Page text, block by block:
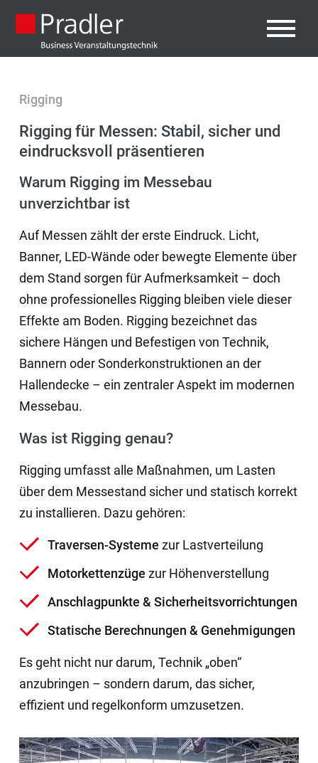
Rigging
Rigging für Messen: Stabil, sicher und
eindrucksvoll präsentieren
Warum Rigging im Messebau
unverzichtbar ist
Auf Messen zählt der erste Eindruck. Licht,
Banner, LED-Wände oder bewegte Elemente über
dem Stand sorgen für Aufmerksamkeit – doch
ohne professionelles Rigging bleiben viele dieser
Effekte am Boden. Rigging bezeichnet das
sichere Hängen und Befestigen von Technik,
Bannern oder Sonderkonstruktionen an der
Hallendecke – ein zentraler Aspekt im modernen
Messebau.
Was ist Rigging genau?
Rigging umfasst alle Maßnahmen, um Lasten
über dem Messestand sicher und statisch korrekt
zu installieren. Dazu gehören:
Traversen-Systeme zur Lastverteilung
Motorkettenzüge zur Höhenverstellung
Anschlagpunkte & Sicherheitsvorrichtungen
Statische Berechnungen & Genehmigungen
Es geht nicht nur darum, Technik „oben“
anzubringen – sondern darum, das sicher,
effizient und regelkonform umzusetzen.